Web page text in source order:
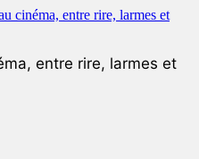
entre rire, larmes et